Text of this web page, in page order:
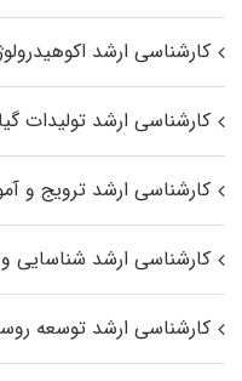
کارشناسی ارشد
کارشناسی ارشد تولیدات
کارشناسی ارشد ترویج و
کارشناسی ارشد شناسایی و
کارشناسی ارشد توسعه